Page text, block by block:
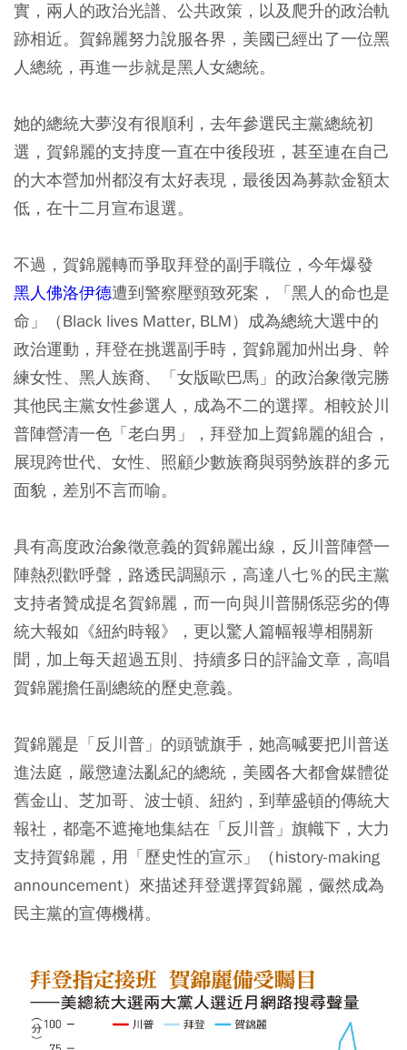
實，兩人的政治光譜、公共政策，以及爬升的政治軌
跡相近。賀錦麗努力說服各界，美國已經出了一位黑
人總統，再進一步就是黑人女總統。
她的總統大夢沒有很順利，去年參選民主黨總統初
選，賀錦麗的支持度一直在中後段班，甚至連在自己
的大本營加州都沒有太好表現，最後因為募款金額太
低，在十二月宣布退選。
不過，賀錦麗轉而爭取拜登的副手職位，今年爆發
黑人佛洛伊德遭到警察壓頸致死案，「黑人的命也是
命」（Black lives Matter, BLM）成為總統大選中的
政治運動，拜登在挑選副手時，賀錦麗加州出身、幹
練女性、黑人族裔、「女版歐巴馬」的政治象徵完勝
其他民主黨女性參選人，成為不二的選擇。相較於川
普陣營清一色「老白男」，拜登加上賀錦麗的組合，
展現跨世代、女性、照顧少數族裔與弱勢族群的多元
面貌，差別不言而喻。
具有高度政治象徵意義的賀錦麗出線，反川普陣營一
陣熱烈歡呼聲，路透民調顯示，高達八七％的民主黨
支持者贊成提名賀錦麗，而一向與川普關係惡劣的傳
統大報如《紐約時報》，更以驚人篇幅報導相關新
聞，加上每天超過五則、持續多日的評論文章，高唱
賀錦麗擔任副總統的歷史意義。
賀錦麗是「反川普」的頭號旗手，她高喊要把川普送
進法庭，嚴懲違法亂紀的總統，美國各大都會媒體從
舊金山、芝加哥、波士頓、紐約，到華盛頓的傳統大
報社，都毫不遮掩地集結在「反川普」旗幟下，大力
支持賀錦麗，用「歷史性的宣示」（history-making
announcement）來描述拜登選擇賀錦麗，儼然成為
民主黨的宣傳機構。